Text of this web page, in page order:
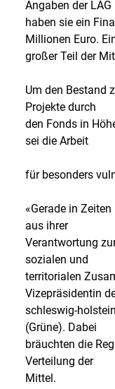
Angaben der LAG
haben sie ein
Millionen Euro.
großer Teil der
Um den Bestand
Projekte durch
den Fonds in
sei die Arbeit
für besonders
«Gerade in
aus ihrer
Verantwortung
sozialen und
territorialen
Vizepräsidentin
schleswig-
(Grüne). Dabei
bräuchten die
Verteilung der
Mittel.